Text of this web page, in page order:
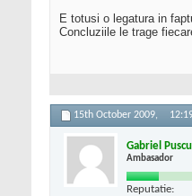
E totusi o legatura in
Concluziile le trage
15th October 2009,
Gabriel
Ambasador
Reputatie: